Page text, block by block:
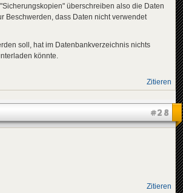
überschreiben also die Daten
Beschwerden, dass Daten nicht verwendet
soll, hat im Datenbankverzeichnis nichts
könnte.
Zitieren
#28
Zitieren